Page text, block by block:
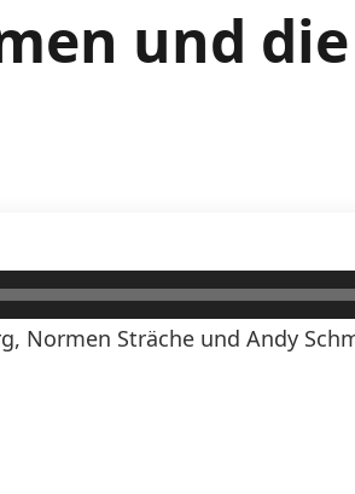
und
Normen Sträche und Andy